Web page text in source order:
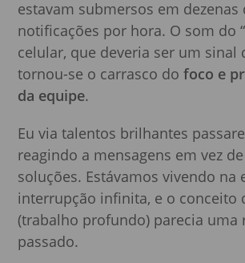
estavam submersos em dezenas
notificações por hora. O som do
celular, que deveria ser um sinal
tornou-se o carrasco dofoco e
da equipe.
Eu via talentos brilhantes
reagindo a mensagens em vez
soluções. Estávamos vivendo na
interrupção infinita, e o conceito
(trabalho profundo) parecia uma
passado.